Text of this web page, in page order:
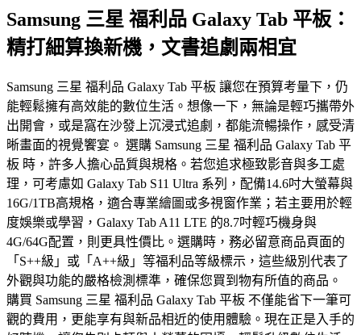
Samsung 三星 福利品 Galaxy Tab 平板：
精打細算換新機，文書追劇兩相宜
Samsung 三星 福利品 Galaxy Tab 平板 讓您在預算考量下，仍
能輕鬆擁有高效能的數位生活。想像一下，無論是輕巧攜帶外
出開會，或是窩在沙發上沉浸式追劇，都能流暢操作，感受清
晰畫面的視覺饗宴。 選購 Samsung 三星 福利品 Galaxy Tab 平
板 時，許多人擔心品質與規格。若您追求極致影音與多工處
理，可考慮如 Galaxy Tab S11 Ultra 系列，配備14.6吋大螢幕與
16G/1TB高規格，適合專業繪圖或多視窗作業；若主要用於輕
度娛樂或學習，Galaxy Tab A11 LTE 的8.7吋輕巧機身與
4G/64G配置，則更具性價比。選購時，務必留意商品頁面的
「S++級」或「A++級」等福利品等級標示，這些級別代表了
外觀與功能的嚴格檢測標準，確保您買到物有所值的商品。
購買 Samsung 三星 福利品 Galaxy Tab 平板 不僅能省下一筆可
觀的費用，更能享有與新品相近的使用體驗。現在正是入手的